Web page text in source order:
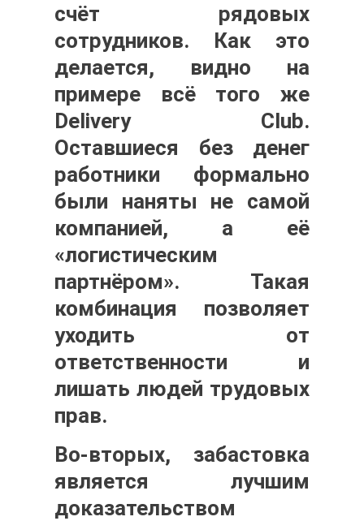
счёт рядовых
сотрудников. Как это
делается, видно на
примере всё того же
Delivery Club.
Оставшиеся без денег
работники формально
были наняты не самой
компанией, а её
«логистическим
партнёром». Такая
комбинация позволяет
уходить от
ответственности и
лишать людей трудовых
прав.
Во-вторых, забастовка
является лучшим
доказательством